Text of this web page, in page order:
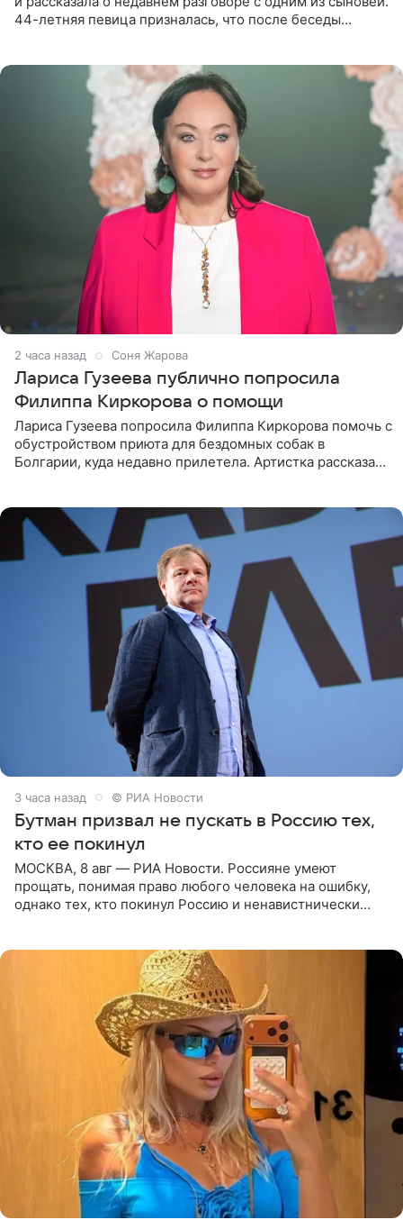
44-летняя певица призналась, что после беседы
2 часа назад Соня Жарова
Лариса Гузеева публично попросила
Филиппа Киркорова о помощи
Лариса Гузеева попросила Филиппа Киркорова помочь с
обустройством приюта для бездомных собак в
Болгарии, куда недавно прилетела. Артистка рассказала
3 часа назад © РИА Новости
Бутман призвал не пускать в Россию тех,
кто ее покинул
МОСКВА, 8 авг — РИА Новости. Россияне умеют
прощать, понимая право любого человека на ошибку,
однако тех, кто покинул Россию и ненавистнически